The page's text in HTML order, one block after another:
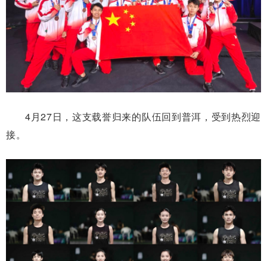
4月27日，这支载誉归来的队伍回到普洱，受到热烈迎
接。